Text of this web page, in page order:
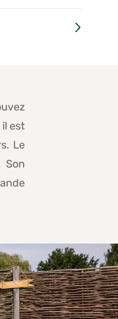
est
Le
Son